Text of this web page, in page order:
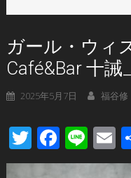
ガール・ウィ
Café&Bar 十
2025年5月7日 福谷修
TwitterLine